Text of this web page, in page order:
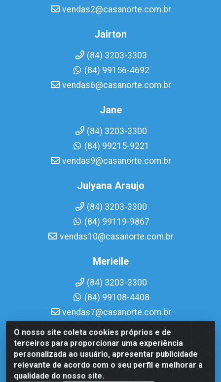
O nosso site coleta cookies próprios e de
terceiros para proporcionar uma experiência
personalizada ao usuário, apresentar publicidade
relevante de acordo com o seu perfil e melhorar a
qualidade do nosso site.
vendas2@casanorte.com.br
Jairton
(84) 3203-3303
(84) 99156-4692
vendas6@casanorte.com.br
Jane
(84) 3203-3300
(84) 99215-9221
vendas9@casanorte.com.br
Julyana Araujo
(84) 3203-3300
(84) 99119-9867
vendas10@casanorte.com.br
Merielle
(84) 3203-3300
(84) 99108-4408
vendas7@casanorte.com.br
Casa Norte LTDA - Av. Interventor Mário Câmara, 1815 -
Dix-Sept Rosado, Natal/RN - CEP 59054-600 - CNPJ
08.713.513/0001-51